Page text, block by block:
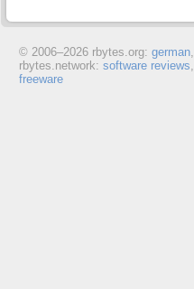
© 2006–2026 rbytes.org: german,
rbytes.network: software reviews,
freeware